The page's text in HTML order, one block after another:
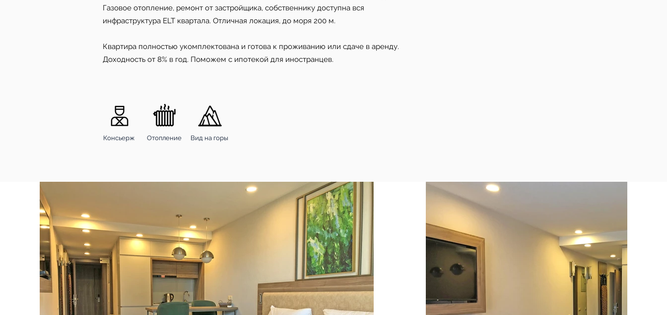
Газовое отопление, ремонт от застройщика, собственнику доступна вся
инфраструктура ELT квартала. Отличная локация, до моря 200 м.
Квартира полностью укомплектована и готова к проживанию или сдаче в аренду.
Доходность от 8% в год. Поможем с ипотекой для иностранцев.
Консьерж Отопление Вид на горы